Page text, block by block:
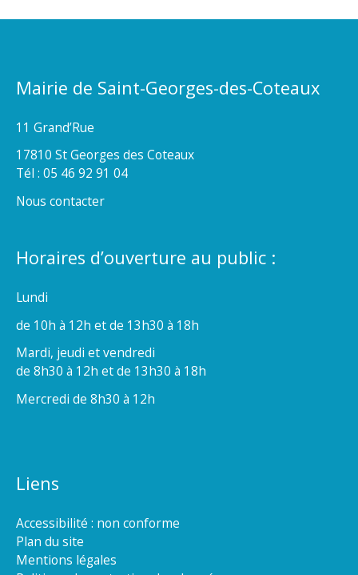
Mairie de Saint-Georges-des-Coteaux
11 Grand’Rue
17810 St Georges des Coteaux
Tél : 05 46 92 91 04
Nous contacter
Horaires d’ouverture au public :
Lundi
de 10h à 12h et de 13h30 à 18h
Mardi, jeudi et vendredi
de 8h30 à 12h et de 13h30 à 18h
Mercredi de 8h30 à 12h
Liens
Accessibilité : non conforme
Plan du site
Mentions légales